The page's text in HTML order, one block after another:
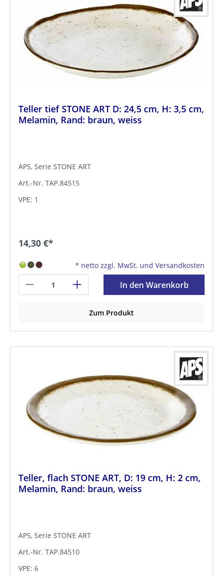
Teller tief STONE ART D: 24,5 cm, H: 3,5 cm,
Melamin, Rand: braun, weiss
APS, Serie STONE ART
Art.-Nr. TAP.84515
VPE: 1
14,30 €*
* netto zzgl. MwSt. und Versandkosten
In den Warenkorb
Zum Produkt
Teller, flach STONE ART, D: 19 cm, H: 2 cm,
Melamin, Rand: braun, weiss
APS, Serie STONE ART
Art.-Nr. TAP.84510
VPE: 6